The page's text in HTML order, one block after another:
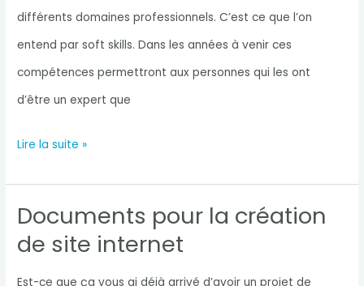
?
différents domaines professionnels. C’est ce que l’on
entend par soft skills. Dans les années à venir ces
compétences permettront aux personnes qui les ont
d’être un expert que
C’est
compétences
transversales
?
Lire la suite »
Documents pour la création
de site internet
Est-ce que ça vous ai déjà arrivé d’avoir un projet de